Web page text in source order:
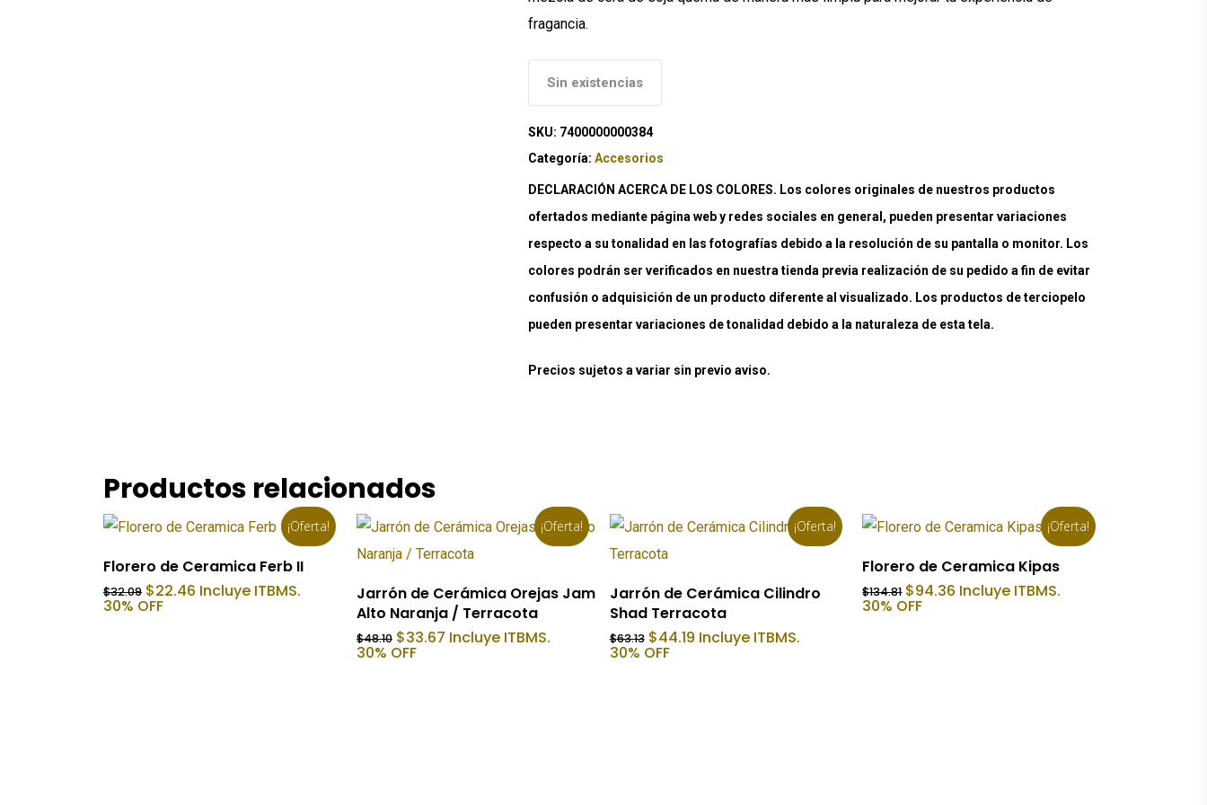
fragancia.
Sin existencias
SKU: 7400000000384
Categoría:Accesorios
DECLARACIÓN ACERCA DE LOS COLORES. Los colores originales de nuestros productos
ofertados mediante página web y redes sociales en general, pueden presentar variaciones
respecto a su tonalidad en las fotografías debido a la resolución de su pantalla o monitor. Los
colores podrán ser verificados en nuestra tienda previa realización de su pedido a fin de evitar
confusión o adquisición de un producto diferente al visualizado. Los productos de terciopelo
pueden presentar variaciones de tonalidad debido a la naturaleza de esta tela.
Precios sujetos a variar sin previo aviso.
Productos relacionados
¡Oferta!
Añadir Al Carrito
Florero de Ceramica Ferb II
$32.09 El
precio
$22.46 El
precio
Incluye ITBMS.
30% OFF
¡Oferta!
Añadir Al Carrito
Jarrón de Cerámica Orejas Jam
Alto Naranja / Terracota
$48.10 El
precio
$33.67El
precio
Incluye ITBMS.
30% OFF
¡Oferta!
Añadir Al Carrito
Jarrón de Cerámica Cilindro
Shad Terracota
$63.13 El
precio
$44.19El
precio
Incluye ITBMS.
30% OFF
¡Oferta!
Añadir Al Carrito
Florero de Ceramica Kipas
$134.81 El
precio
$94.36 El
precio
Incluye ITBMS.
30% OFF